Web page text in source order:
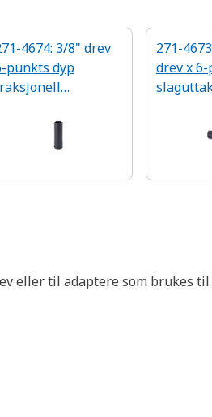
4674: 3/8" drev
punkts dyp
271-
drev x
eller til adaptere som brukes